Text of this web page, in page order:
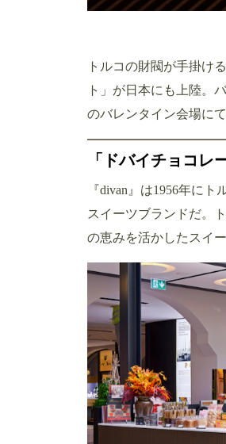
トルコの財閥が手掛け
ト」が日本にも上陸。
のバレンタイン会場に
「ドバイチョコレ
『divan』は1956年に
スイーツブランドだ。
の恵みを活かしたスイ